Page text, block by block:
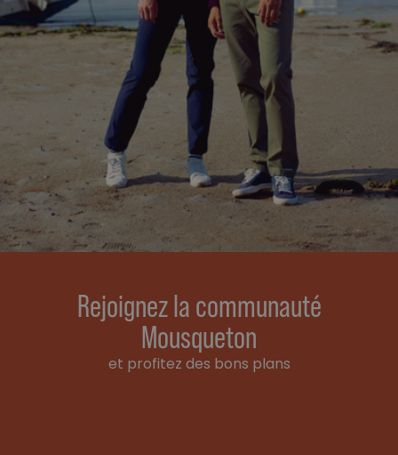
Rejoignez la communauté
Mousqueton
et profitez des bons plans